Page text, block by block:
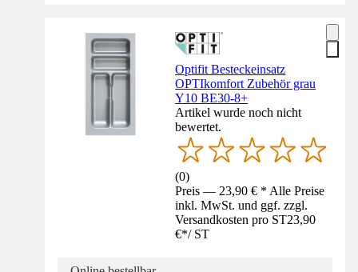
Optifit Besteckeinsatz
OPTIkomfort Zubehör grau
Y10 BE30-8+
Artikel wurde noch nicht
bewertet.
(0)
Preis — 23,90 € * Alle Preise
inkl. MwSt. und ggf. zzgl.
Versandkosten pro ST23,90
€*/ ST